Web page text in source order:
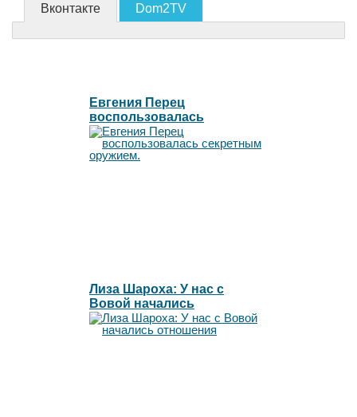
Вконтакте Dom2TV
Евгения Перец
воспользовалась
секретным оружием.
Лиза Шароха: У нас с
Вовой начались
отношения